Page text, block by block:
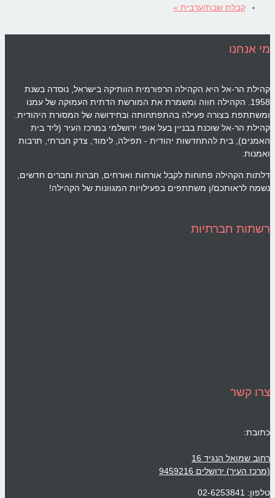
קבלת שבת/ערבית »
מי אנחנו
קהילת הר-אל היא הקהילה הרפורמית הוותיקה בישראל, נוסדה בשנת
1958. הקהילה חווה ומשמרת את המורשת הדתית העמוקה של עמנו
ומשתתפת בצורה פעילה בהתפתחותה ובחידושה של המסורת היהודית.
קהילת הר-אל שוכנת בבניין בעל אופי ירושלמי במרכז העיר (ליד בית
האמנים), בית להתחדשות יהודית - תפילה, לימוד, צדק חברתי, תרבות
ואמנות.
דלתות הקהילה פתוחות לקבל אורחות ואורחים, חברות וחברים חדשים,
נשמח לראותכם/ן משתתפים בפעילויות המגוונות של הקהילה!
רשתות חברתיות
צרו קשר
כתובת:
רחוב שמואל הנגיד 16
(מרכז העיר) ירושלים 9459216
טלפון: 02-6253841